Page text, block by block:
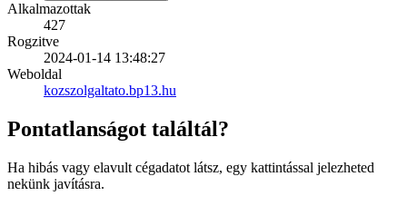
Alkalmazottak
427
Rogzitve
2024-01-14 13:48:27
Weboldal
kozszolgaltato.bp13.hu
Pontatlanságot találtál?
Ha hibás vagy elavult cégadatot látsz, egy kattintással jelezheted
nekünk javításra.